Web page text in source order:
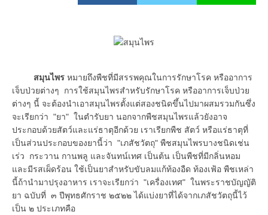
สมุนไพร หมายถึงพืชที่มีสรรพคุณในการรักษาโรค หรืออาการ
เจ็บป่วยต่างๆ การใช้สมุนไพรสำหรับรักษาโรค หรืออาการเจ็บป่วย
ต่างๆ นี้ จะต้องนำเอาสมุนไพรตั้งแต่สองชนิดขึ้นไปมาผสมรวมกันซึ่ง
จะเรียกว่า "ยา" ในตำรับยา นอกจากพืชสมุนไพรแล้วยังอาจ
ประกอบด้วยสัตว์และแร่ธาตุอีกด้วย เราเรียกพืช สัตว์ หรือแร่ธาตุที่
เป็นส่วนประกอบของยานี้ว่า "เภสัชวัตถุ" พืชสมุนไพรบางชนิดเช่น
เร่ว กระวาน กานพลู และจันทน์เทศ เป็นต้น เป็นพืชที่มีกลิ่นหอม
และมีรสเผ็ดร้อน ใช้เป็นยาสำหรับขับลมแก้ท้องอืด ท้องเฟ้อ พืชเหล่า
นี้ถ้านำมาปรุงอาหาร เราจะเรียกว่า "เครื่องเทศ" ในพระราชบัญญัติ
ยา ฉบับที่ ๓ ปีพุทธศักราช ๒๕๒๒ ได้แบ่งยาที่ได้จากเภสัชวัตถุนี้ไว้
เป็น ๒ ประเภทคือ